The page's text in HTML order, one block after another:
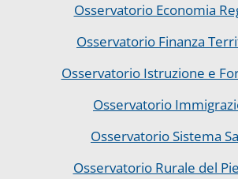
Osservatorio Economia
Osservatorio Finanza
Osservatorio Istruzione e
Osservatorio
Osservatorio Sistema
Osservatorio Rurale del